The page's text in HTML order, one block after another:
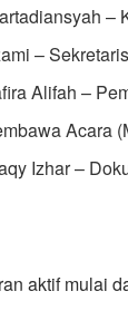
–
–
Alifah –
Acara
Izhar –
aktif mulai